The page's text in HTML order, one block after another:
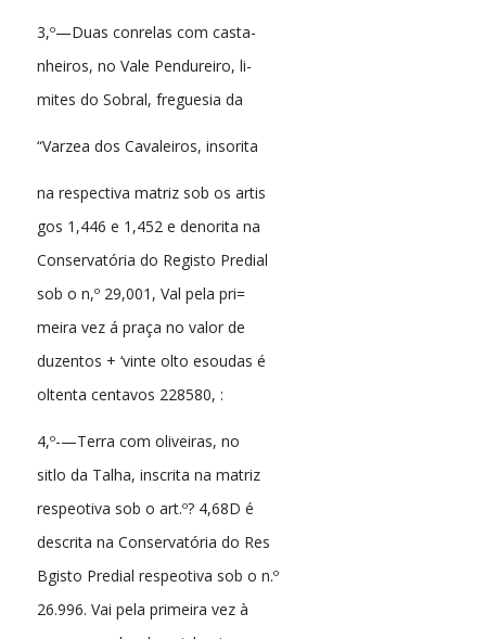
3,º—Duas conrelas com casta-
nheiros, no Vale Pendureiro, li-
mites do Sobral, freguesia da
“Varzea dos Cavaleiros, insorita
na respectiva matriz sob os artis
gos 1,446 e 1,452 e denorita na
Conservatória do Registo Predial
sob o n,º 29,001, Val pela pri=
meira vez á praça no valor de
duzentos + ‘vinte olto esoudas é
oltenta centavos 228580, :
4,º-—Terra com oliveiras, no
sitlo da Talha, inscrita na matriz
respeotiva sob o art.º? 4,68D é
descrita na Conservatória do Res
Bgisto Predial respeotiva sob o n.º
26.996. Vai pela primeira vez à